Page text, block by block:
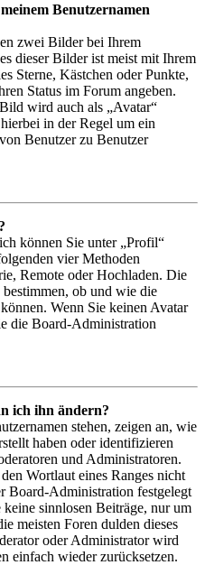
Benutzernamen
zwei Bilder bei Ihrem
dieser Bilder ist meist mit Ihrem
Sterne, Kästchen oder Punkte,
Status im Forum angeben.
wird auch als „Avatar“
in der Regel um ein
Benutzer zu Benutzer
können Sie unter „Profil“
vier Methoden
Remote oder Hochladen. Die
ob und wie die
Wenn Sie keinen Avatar
die Board-Administration
ich ihn ändern?
stehen, zeigen an, wie
haben oder identifizieren
und Administratoren.
Wortlaut eines Ranges nicht
Board-Administration festgelegt
sinnlosen Beiträge, nur um
meisten Foren dulden dieses
oder Administrator wird
einfach wieder zurücksetzen.